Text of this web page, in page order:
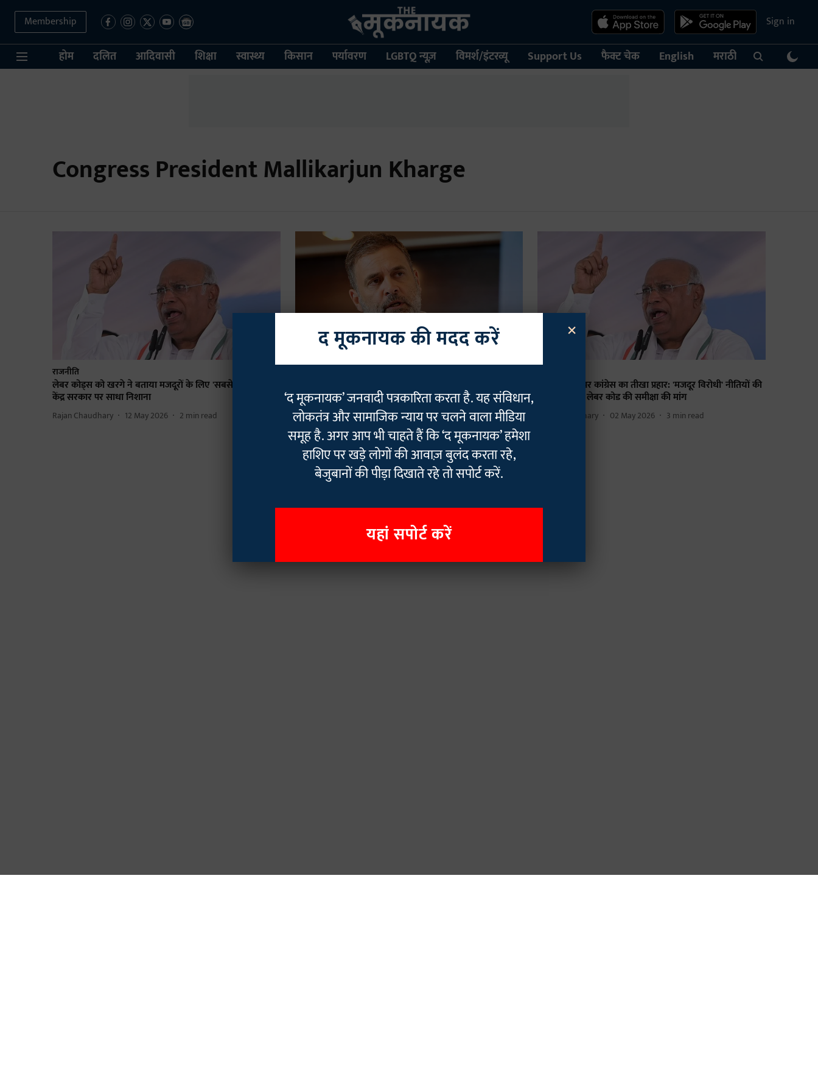
Membership Sign in
होम दलित आदिवासी शिक्षा स्वास्थ्य किसान पर्यावरण LGBTQ न्यूज़ विमर्श/इंटरव्यू Support Us फैक्ट चेक English मराठी
Congress President Mallikarjun Kharge
राजनीति
लेबर कोड्स को खरगे ने बताया मजदूरों के लिए 'सबसे बड़ा झटका',
केंद्र सरकार पर साधा निशाना
Rajan Chaudhary 12 May 2026 2 min read
गांधी ने कहा- यह सरकार की विफलता की स्वीकारोक्ति
Rajan Chaudhary 12 May 2026 3min read
मोदी सरकार पर कांग्रेस का तीखा प्रहार: 'मजदूर विरोधी' नीतियों की
आलोचना कर लेबर कोड की समीक्षा की मांग
Rajan Chaudhary 02 May 2026 3 min read
Read More
×
द मूकनायक की मदद करें
‘द मूकनायक’ जनवादी पत्रकारिता करता है. यह संविधान,
लोकतंत्र और सामाजिक न्याय पर चलने वाला मीडिया
समूह है. अगर आप भी चाहते हैं कि ‘द मूकनायक’ हमेशा
हाशिए पर खड़े लोगों की आवाज़ बुलंद करता रहे,
बेजुबानों की पीड़ा दिखाते रहे तो सपोर्ट करें.
यहां सपोर्ट करें